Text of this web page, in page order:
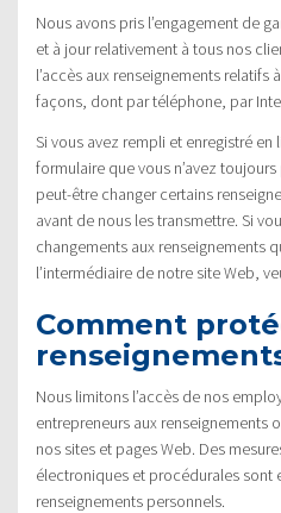
Nous avons pris l’engagement de
et à jour relativement à tous nos
l’accès aux renseignements
façons, dont par téléphone, par
Si vous avez rempli et enregistré en
formulaire que vous n’avez
peut-être changer certains
avant de nous les transmettre. Si
changements aux renseignements
l’intermédiaire de notre site Web,
Comment
Nous limitons l’accès de nos
entrepreneurs aux renseignements
nos sites et pages Web. Des
électroniques et procédurales sont
renseignements personnels.